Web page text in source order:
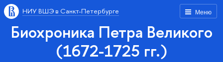
Меню
НИУ ВШЭ в Санкт-Петербурге
Биохроника Петра Великого
(1672-1725 гг.)